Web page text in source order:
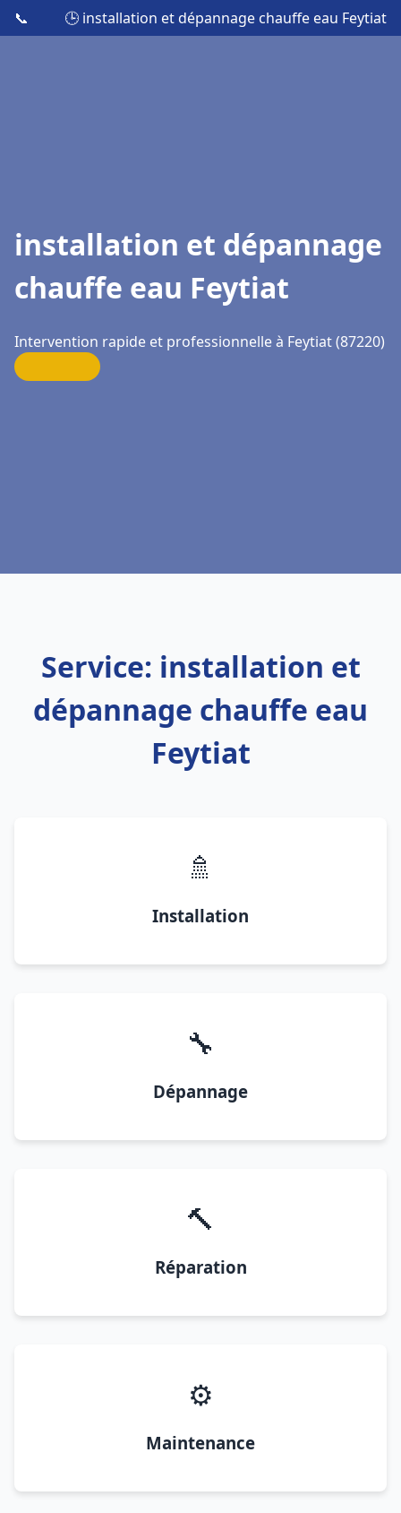
📞 🕒 installation et dépannage chauffe eau Feytiat
installation et dépannage
chauffe eau Feytiat
Intervention rapide et professionnelle à Feytiat (87220)
Service: installation et
dépannage chauffe eau
Feytiat
🚿
Installation
🔧
Dépannage
🔨
Réparation
⚙️
Maintenance